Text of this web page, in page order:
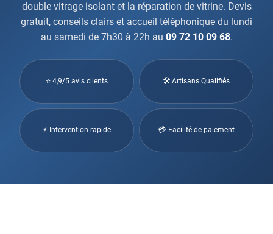
double vitrage isolant et la réparation de vitrine. Devis
gratuit, conseils clairs et accueil téléphonique du lundi
au samedi de 7h30 à 22h au 09 72 10 09 68.
⭐ 4,9/5 avis clients 🛠 Artisans Qualifiés
⚡ Intervention rapide 💳 Facilité de paiement